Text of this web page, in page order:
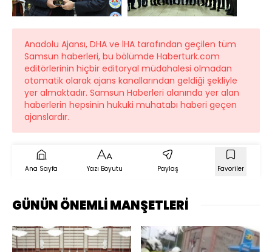
Anadolu Ajansı, DHA ve İHA tarafından geçilen tüm
Samsun haberleri, bu bölümde Haberturk.com
editörlerinin hiçbir editoryal müdahalesi olmadan
otomatik olarak ajans kanallarından geldiği şekliyle
yer almaktadır. Samsun Haberleri alanında yer alan
haberlerin hepsinin hukuki muhatabı haberi geçen
ajanslardır.
Ana Sayfa Yazı Boyutu Paylaş Favoriler
GÜNÜN ÖNEMLİ MANŞETLERİ